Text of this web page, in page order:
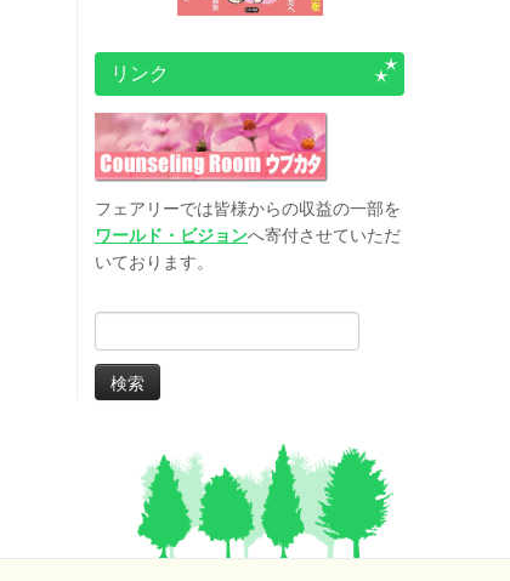
リンク
フェアリーでは皆様からの収益の一部を
ワールド・ビジョンへ寄付させていただ
いております。
検
索: